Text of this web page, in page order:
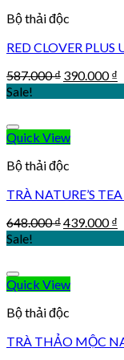
Bộ thải độc
RED CLOVER PLUS
587.000₫ Original
390.000₫
Sale!
Quick View
Bộ thải độc
TRÀ NATURE’S
648.000₫Original
439.000₫
Sale!
Quick View
Bộ thải độc
TRÀ THẢO MỘC